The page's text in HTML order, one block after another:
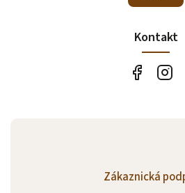
Zákaznická
Kontakt